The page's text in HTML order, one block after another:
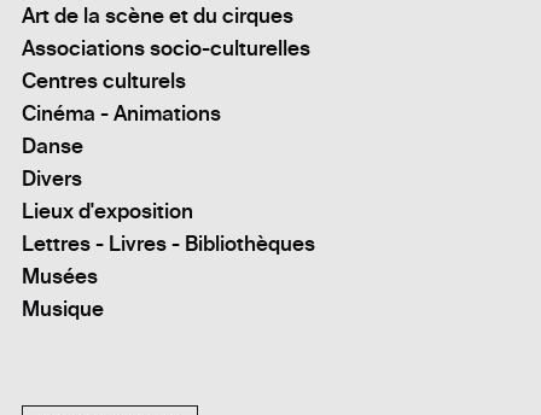
Art de la scène et du cirques
Associations socio-culturelles
Centres culturels
Cinéma - Animations
Danse
Divers
Lieux d'exposition
Lettres - Livres - Bibliothèques
Musées
Musique